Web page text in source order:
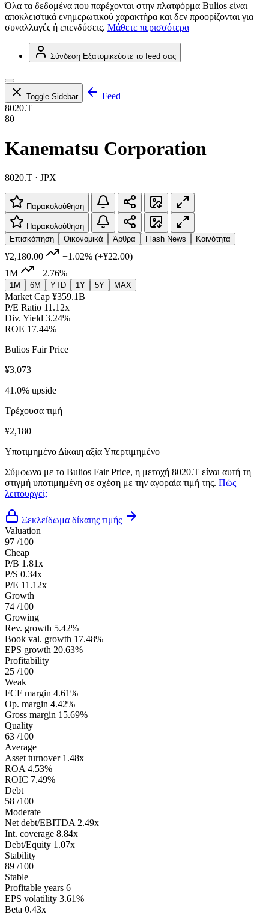
Όλα τα δεδομένα που παρέχονται στην πλατφόρμα Bulios είναι
αποκλειστικά ενημερωτικού χαρακτήρα και δεν προορίζονται για
συναλλαγές ή επενδύσεις. Μάθετε περισσότερα
Σύνδεση Εξατομικεύστε το feed σας
Toggle Sidebar
Feed
8020.T
80
Kanematsu Corporation
8020.T · JPX
Παρακολούθηση
Παρακολούθηση
Επισκόπηση
Οικονομικά Άρθρα Flash News Κοινότητα
¥2,180.00 +1.02% (+¥22.00)
1M
+2.76%
1M 6M YTD 1Y 5Y MAX
Market Cap ¥359.1B
P/E Ratio 11.12x
Div. Yield 3.24%
ROE 17.44%
Bulios Fair Price
¥3,073
41.0% upside
Τρέχουσα τιμή
¥2,180
Υποτιμημένο Δίκαιη αξίαΥπερτιμημένο
Σύμφωνα με το Bulios Fair Price, η μετοχή 8020.T είναι αυτή τη
στιγμή υποτιμημένη σε σχέση με την αγοραία τιμή της. Πώς
λειτουργεί;
Ξεκλείδωμα δίκαιης τιμής
Valuation
97 /100
Cheap
P/B 1.81x
P/S 0.34x
P/E 11.12x
Growth
74 /100
Growing
Rev. growth 5.42%
Book val. growth 17.48%
EPS growth 20.63%
Profitability
25 /100
Weak
FCF margin 4.61%
Op. margin 4.42%
Gross margin 15.69%
Quality
63 /100
Average
Asset turnover 1.48x
ROA 4.53%
ROIC 7.49%
Debt
58 /100
Moderate
Net debt/EBITDA 2.49x
Int. coverage 8.84x
Debt/Equity 1.07x
Stability
89 /100
Stable
Profitable years 6
EPS volatility 3.61%
Beta 0.43x